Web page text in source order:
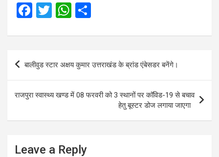
F
ce
b
o
o
k
T
tt
W
at
A
p
p
ar
Post
navigation
बालीवुड स्टार अक्षय कुमार उत्तराखंड के ब्रांड एंबेसडर बनेंगे।
राजपुरा स्वास्थ्य खण्ड में 08 फरवरी को 3 स्थानों पर कॉविड-19 से बचाव
हेतु बूस्टर डोज लगाया जाएगा
Leave a Reply